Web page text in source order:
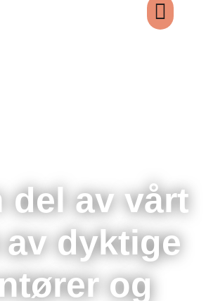
del av vårt
av dyktige
og